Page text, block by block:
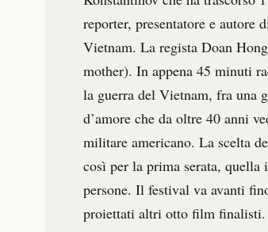
reporter, presentatore e
Vietnam. La regista Doan
mother). In appena 45 minuti
la guerra del Vietnam, fra una
d’amore che da oltre 40 anni
militare americano. La scelta
così per la prima serata, quella
persone. Il festival va avanti
proiettati altri otto film finalisti.